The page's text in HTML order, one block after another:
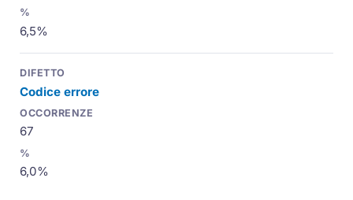
6,5%
Codice errore
67
6,0%